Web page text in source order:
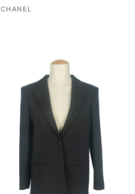
Fournisseur :
CHANEL